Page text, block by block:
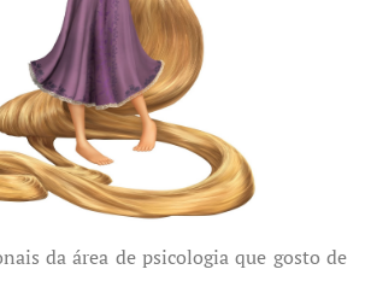
da área de psicologia que gosto de